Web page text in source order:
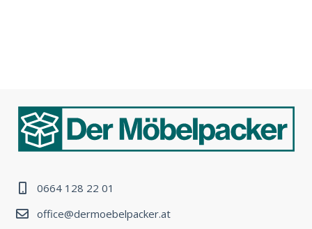
0664 128 22 01
office@dermoebelpacker.at